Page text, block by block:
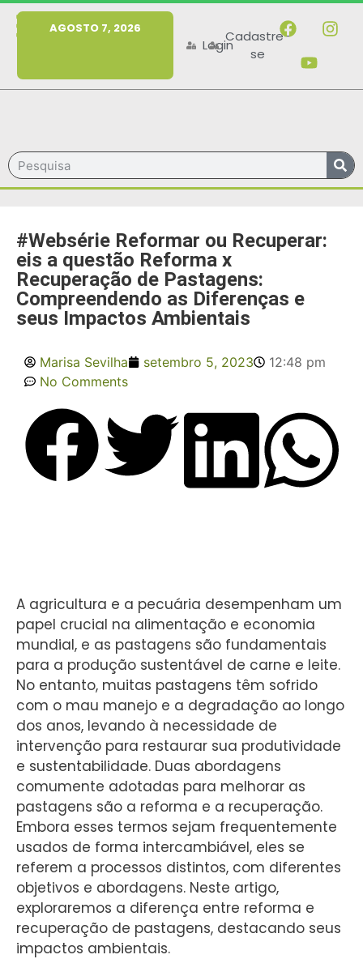
MENU
AGOSTO 7, 2026
Login
Cadastre-
se
#Websérie Reformar ou Recuperar:
eis a questão Reforma x
Recuperação de Pastagens:
Compreendendo as Diferenças e
seus Impactos Ambientais
Marisa Sevilha setembro 5, 2023
12:48 pm
No Comments
A agricultura e a pecuária desempenham um
papel crucial na alimentação e economia
mundial, e as pastagens são fundamentais
para a produção sustentável de carne e leite.
No entanto, muitas pastagens têm sofrido
com o mau manejo e a degradação ao longo
dos anos, levando à necessidade de
intervenção para restaurar sua produtividade
e sustentabilidade. Duas abordagens
comumente adotadas para melhorar as
pastagens são a reforma e a recuperação.
Embora esses termos sejam frequentemente
usados de forma intercambiável, eles se
referem a processos distintos, com diferentes
objetivos e abordagens. Neste artigo,
exploraremos a diferença entre reforma e
recuperação de pastagens, destacando seus
impactos ambientais.